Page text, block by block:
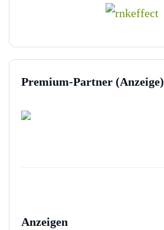
Premium-Partner (Anzeige)
Anzeigen